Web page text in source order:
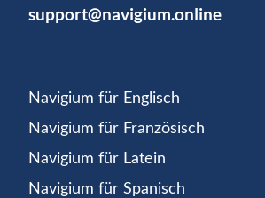
support@navigium.online
Navigium für Englisch
Navigium für Französisch
Navigium für Latein
Navigium für Spanisch